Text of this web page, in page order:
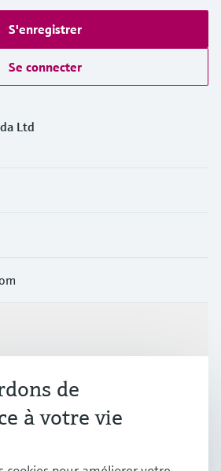
S'enregistrer
Se connecter
Ltd
de
à votre vie